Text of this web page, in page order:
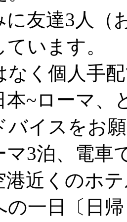
に友達3人（
います。
なく個人手
本~ローマ、
バイスをお
マ3泊、電車
港近くのホ
の一日〔日